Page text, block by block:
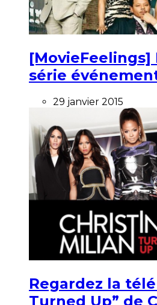
[MovieFeelings]
série
29 janvier 2015
Regardez la
Turned Up” de